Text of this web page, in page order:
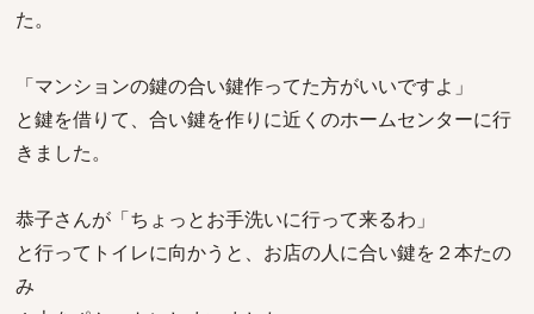
た。
「マンションの鍵の合い鍵作ってた方がいいですよ」
と鍵を借りて、合い鍵を作りに近くのホームセンターに行
きました。
恭子さんが「ちょっとお手洗いに行って来るわ」
と行ってトイレに向かうと、お店の人に合い鍵を２本たの
み